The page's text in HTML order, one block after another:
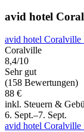
avid hotel
avid hotel
Coralville
8,4/10
Sehr gut
(158 Bewertungen)
88 €
inkl. Steuern &
6. Sept.–7. Sept.
avid hotel